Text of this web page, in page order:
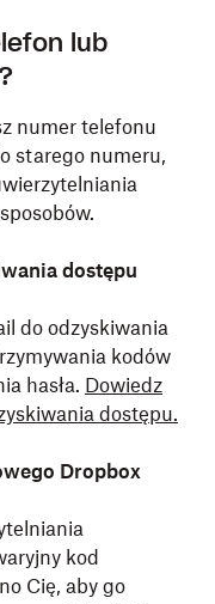
lub
numer telefonu
starego numeru,
dostępu
do odzyskiwania
kodów
hasła. Dowiedz
dostępu.
Dropbox
kod
Cię, aby go